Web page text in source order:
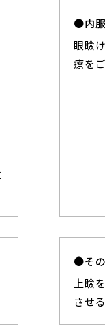
内
眼瞼
療を
そ
上瞼
させ